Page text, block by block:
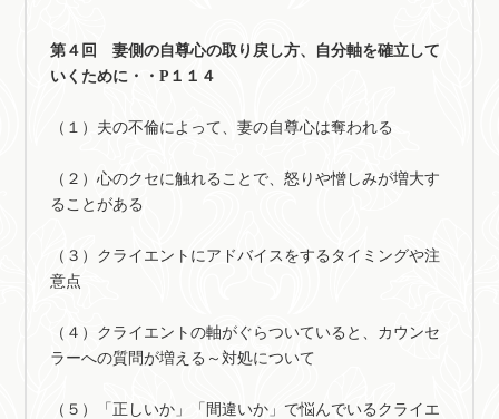
第４回 妻側の自尊心の取り戻し方、自分軸を確立して
いくために・・P１１４
（１）夫の不倫によって、妻の自尊心は奪われる
（２）心のクセに触れることで、怒りや憎しみが増大す
ることがある
（３）クライエントにアドバイスをするタイミングや注
意点
（４）クライエントの軸がぐらついていると、カウンセ
ラーへの質問が増える～対処について
（５）「正しいか」「間違いか」で悩んでいるクライエ